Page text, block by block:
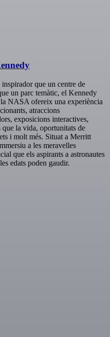
que un centre de
un parc temàtic, el Kennedy
NASA ofereix una experiència
atraccions
exposicions interactives,
que la vida, oportunitats de
i molt més. Situat a Merritt
a les meravelles
que els aspirants a astronautes
edats poden gaudir.